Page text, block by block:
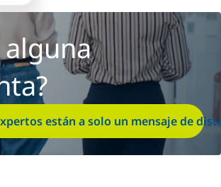
alguna
están a solo un mensaje de